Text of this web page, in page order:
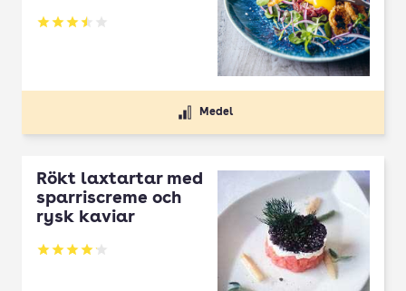
Betyg: 3.5 av 5
Medel
Rökt laxtartar med
sparriscreme och
rysk kaviar
Betyg: 4.14 av 5